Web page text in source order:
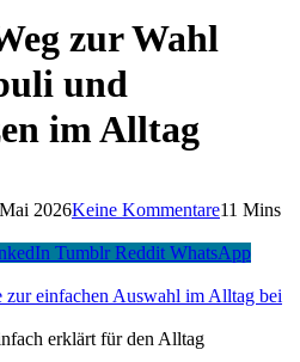
zur Wahl
und
im Alltag
2026Keine Kommentare11 Mins
Tumblr Reddit WhatsApp
erklärt für den Alltag